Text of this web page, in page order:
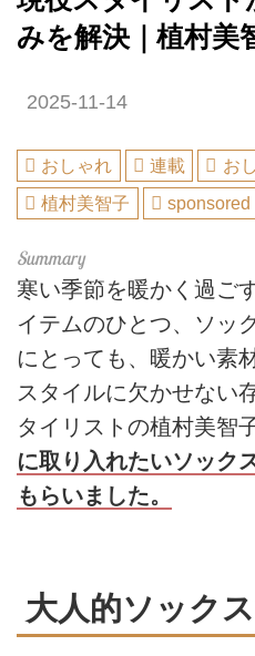
みを解決｜植村美
2025-11-14
おしゃれ 連載
お
植村美智子
sponsored
寒い季節を暖かく過ご
イテムのひとつ、ソッ
にとっても、暖かい素
スタイルに欠かせない
タイリストの植村美智
に取り入れたいソック
もらいました。
大人的ソック